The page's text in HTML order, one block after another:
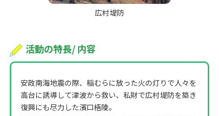
広村堤防
活動の特長/ 内容
安政南海地震の際、稲むらに放った火の灯りで人々を
高台に誘導して津波から救い、私財で広村堤防を築き
復興にも尽力した濱口梧陵。